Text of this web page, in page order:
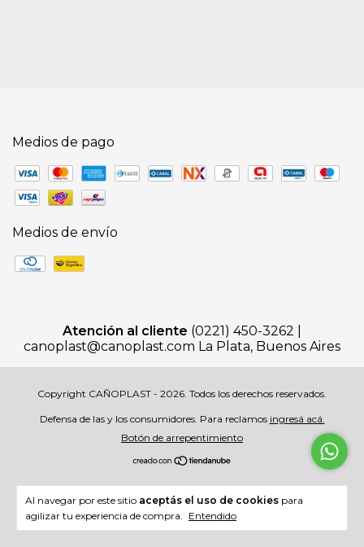
Al navegar por este sitio aceptás el uso de cookies para
agilizar tu experiencia de compra. Entendido
Medios de pago
Medios de envío
Atención al cliente (0221) 450-3262 |
canoplast@canoplast.com La Plata, Buenos Aires
Copyright CAÑOPLAST - 2026. Todos los derechos reservados.
Defensa de las y los consumidores. Para reclamos ingresá acá.
Botón de arrepentimiento